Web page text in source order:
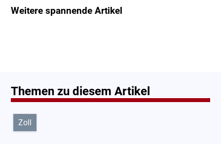
Weitere spannende Artikel
Themen zu diesem Artikel
Zoll